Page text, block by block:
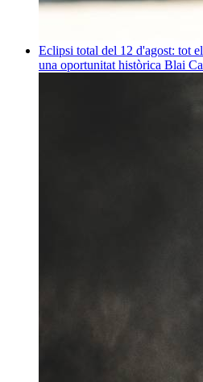
Eclipsi total del 12 d'agost: tot
una oportunitat històrica Blai